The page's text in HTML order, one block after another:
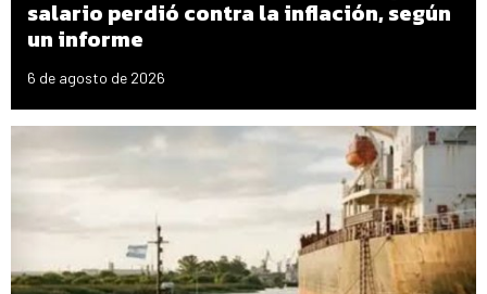
salario perdió contra la inflación, según
un informe
6 de agosto de 2026